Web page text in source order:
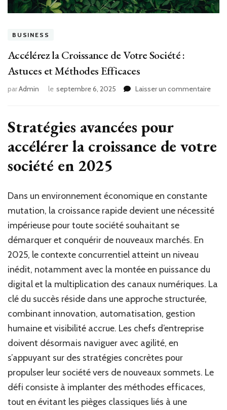
BUSINESS
Accélérez la Croissance de Votre Société :
Astuces et Méthodes Efficaces
parAdmin le septembre 6, 2025 Laisser un commentairesur
Stratégies avancées pour
accélérer la croissance de votre
société en 2025
Dans un environnement économique en constante
mutation, la croissance rapide devient une nécessité
impérieuse pour toute société souhaitant se
démarquer et conquérir de nouveaux marchés. En
2025, le contexte concurrentiel atteint un niveau
inédit, notamment avec la montée en puissance du
digital et la multiplication des canaux numériques. La
clé du succès réside dans une approche structurée,
combinant innovation, automatisation, gestion
humaine et visibilité accrue. Les chefs d’entreprise
doivent désormais naviguer avec agilité, en
s’appuyant sur des stratégies concrètes pour
propulser leur société vers de nouveaux sommets. Le
défi consiste à implanter des méthodes efficaces,
tout en évitant les pièges classiques liés à une